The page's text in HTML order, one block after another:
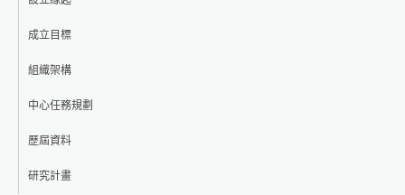
成立目標
組織架構
中心任務規劃
歷屆資料
研究計畫